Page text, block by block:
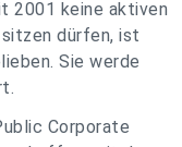
2001 keine aktiven
dürfen, ist
Sie werde
Corporate